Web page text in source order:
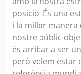
posició. És una
i la millor manera
nostre públic
és arribar a ser
però volem estar